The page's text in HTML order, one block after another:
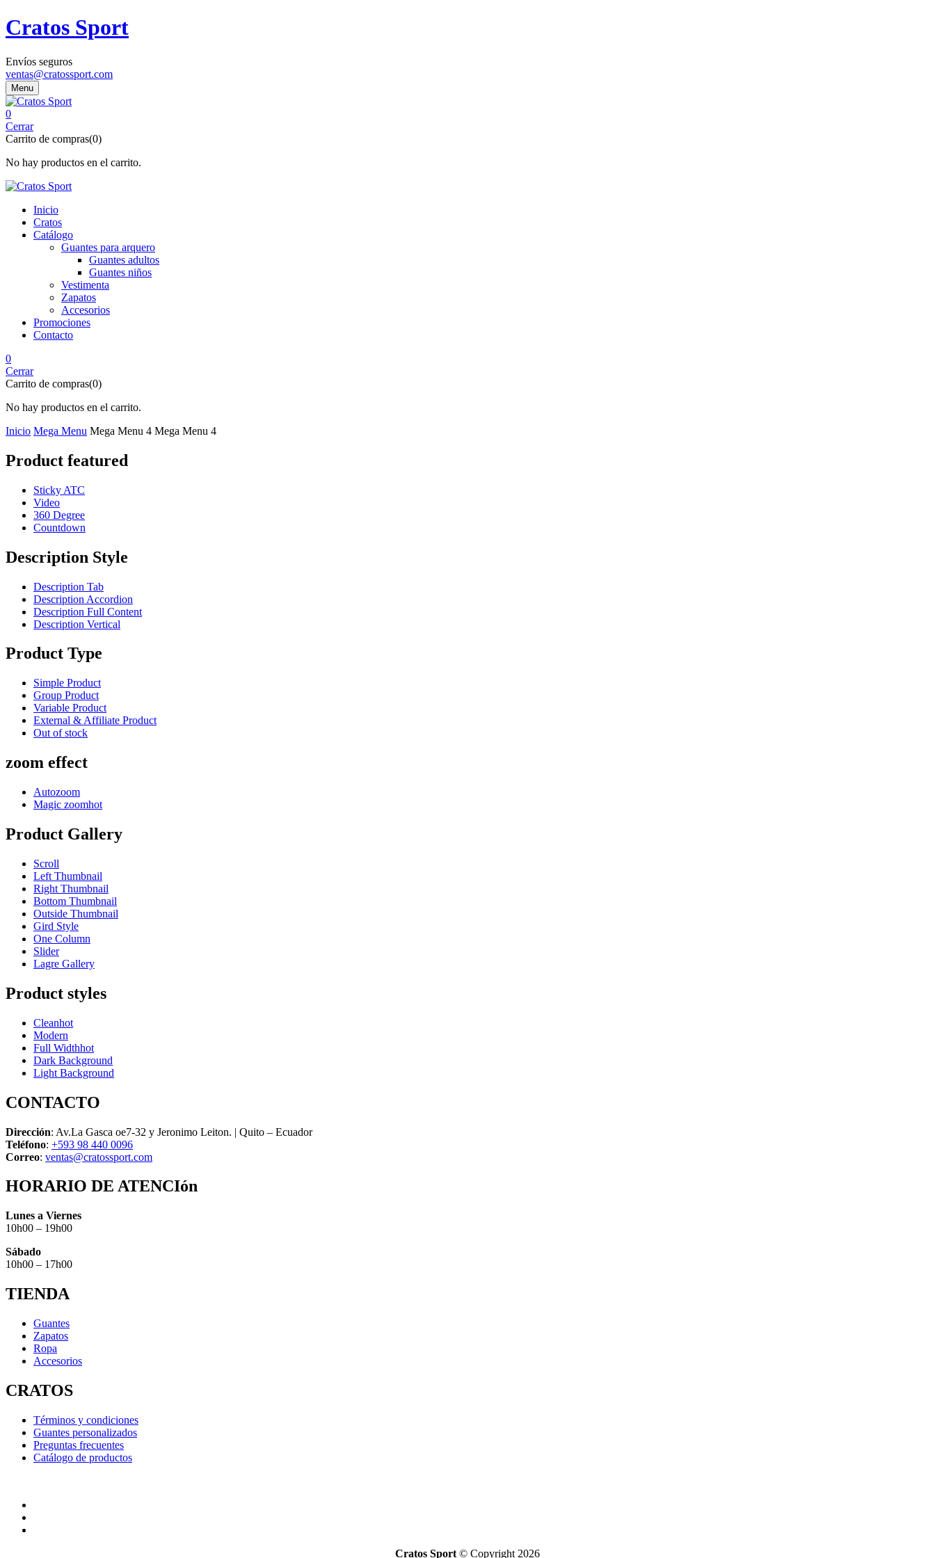
Cratos Sport
Envíos seguros
ventas@cratossport.com
Menu
0
Cerrar
Carrito de compras(0)
No hay productos en el carrito.
Inicio
Cratos
Catálogo
Guantes para arquero
Guantes adultos
Guantes niños
Vestimenta
Zapatos
Accesorios
Promociones
Contacto
0
Cerrar
Carrito de compras(0)
No hay productos en el carrito.
Inicio Mega Menu Mega Menu 4 Mega Menu 4
Product featured
Sticky ATC
Video
360 Degree
Countdown
Description Style
Description Tab
Description Accordion
Description Full Content
Description Vertical
Product Type
Simple Product
Group Product
Variable Product
External & Affiliate Product
Out of stock
zoom effect
Autozoom
Magic zoomhot
Product Gallery
Scroll
Left Thumbnail
Right Thumbnail
Bottom Thumbnail
Outside Thumbnail
Gird Style
One Column
Slider
Lagre Gallery
Product styles
Cleanhot
Modern
Full Widthhot
Dark Background
Light Background
CONTACTO
Dirección: Av.La Gasca oe7-32 y Jeronimo Leiton. | Quito – Ecuador
Teléfono: +593 98 440 0096
Correo: ventas@cratossport.com
HORARIO DE ATENCIón
Lunes a Viernes
10h00 – 19h00
Sábado
10h00 – 17h00
TIENDA
Guantes
Zapatos
Ropa
Accesorios
CRATOS
Términos y condiciones
Guantes personalizados
Preguntas frecuentes
Catálogo de productos
Cratos Sport © Copyright 2026